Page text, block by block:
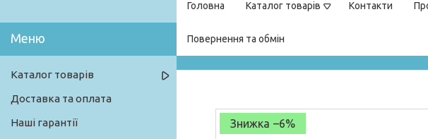
Головна Каталог товарів Контакти
Повернення та обмін
–6%
Каталог товарів
Доставка та оплата
Наші гарантії